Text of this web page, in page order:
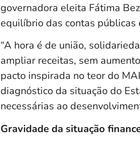
governadora eleita Fátima
equilíbrio das contas públicas
“A hora é de união,
ampliar receitas, sem
pacto inspirada no teor do
diagnóstico da situação do
necessárias ao
Gravidade da situação